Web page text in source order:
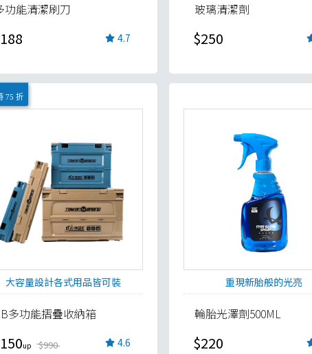
功能清潔刷刀
4.7
玻璃清潔劑
$250
75 折
大容量設計各式用品皆可裝
多功能摺疊收納箱
$990 4.6
重現新胎般的光亮
輪胎光澤劑500ML
$220